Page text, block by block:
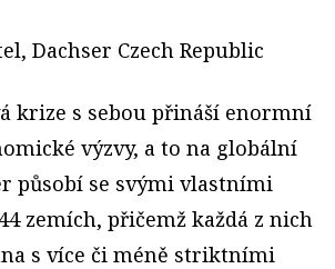
Dachser Czech Republic
krize s sebou přináší enormní
výzvy, a to na globální
působí se svými vlastními
zemích, přičemž každá z nich
s více či méně striktními